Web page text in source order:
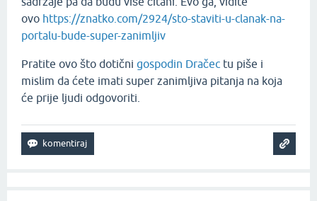
ovo https://znatko.com/2924/sto-staviti-u-clanak-na-
portalu-bude-super-zanimljiv
Pratite ovo što dotični gospodin Dračec tu piše i
mislim da ćete imati super zanimljiva pitanja na koja
će prije ljudi odgovoriti.